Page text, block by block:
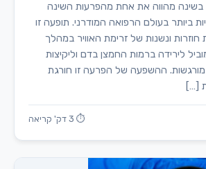
בשינה מהווה את אחת מהפרעות השינה
ביותר בעולם הרפואה המודרני. תופעה זו
ונשנות של זרימת האוויר במהלך
לירידה ברמות החמצן בדם וליקיצות
מורגשות. ההשפעה של הפרעה זו חורגת
[…]
⏱ 3 דק' קריאה